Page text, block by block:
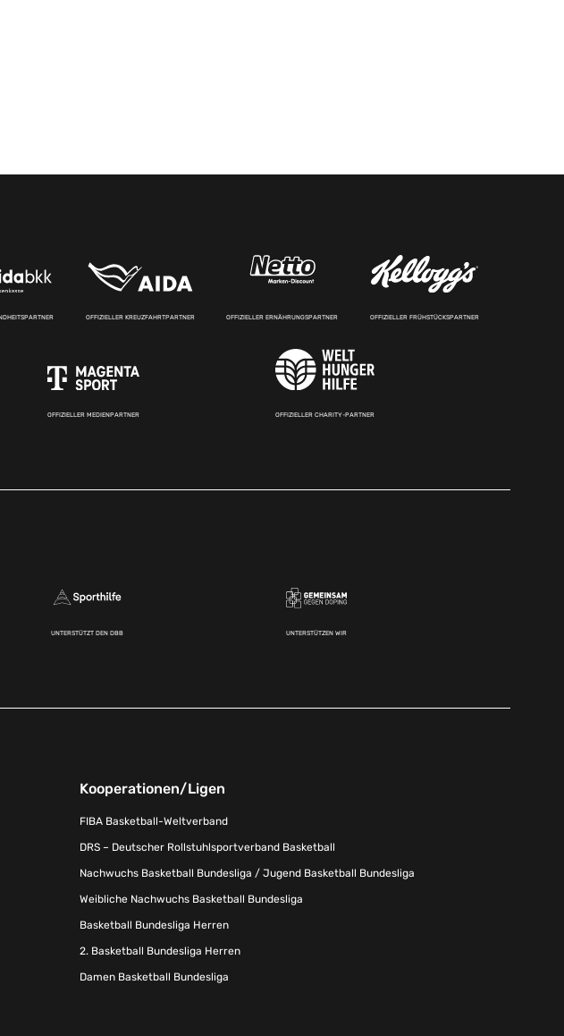
OFFIZIELLER KREUZFAHRTPARTNER OFFIZIELLER ERNÄHRUNGSPARTNER OFFIZIELLER FRÜHSTÜCKSPARTNER
OFFIZIELLER MEDIENPARTNER OFFIZIELLER CHARITY-PARTNER
UNTERSTÜTZT DEN DBB UNTERSTÜTZEN WIR
Kooperationen/Ligen
FIBA Basketball-Weltverband
DRS – Deutscher Rollstuhlsportverband Basketball
Nachwuchs Basketball Bundesliga / Jugend Basketball Bundesliga
Weibliche Nachwuchs Basketball Bundesliga
Basketball Bundesliga Herren
2. Basketball Bundesliga Herren
Damen Basketball Bundesliga